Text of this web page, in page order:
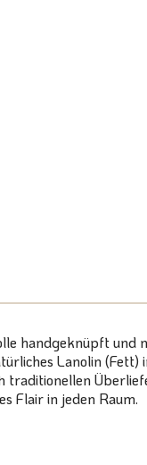
handgeknüpft
Lanolin
Flair in jeden Raum.